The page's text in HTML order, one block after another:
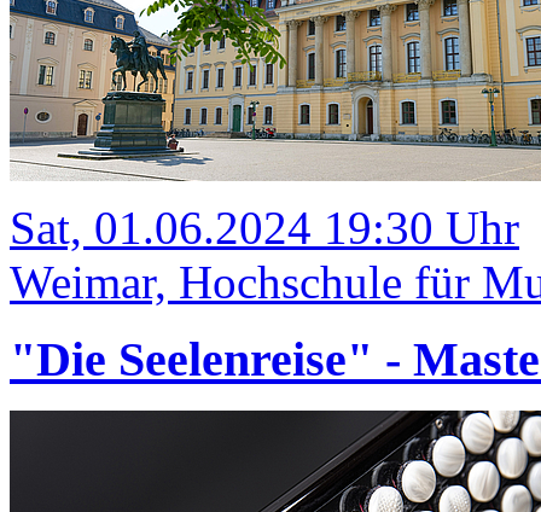
Sat, 01.06.2024 19:30 Uhr
Weimar, Hochschule für
"Die Seelenreise" -